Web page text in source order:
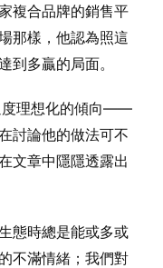
複合品牌的銷售平
那樣，他認為照這
到多贏的局面。
度理想化的傾向——
討論他的做法可不
文章中隱隱透露出
態時總是能或多或
不滿情緒；我們對